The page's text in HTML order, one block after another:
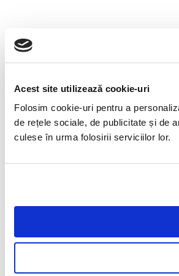
Acest site utilizează cookie-uri
Folosim cookie-uri pentru a
de rețele sociale, de publicitate și de
culese în urma folosirii serviciilor lor.